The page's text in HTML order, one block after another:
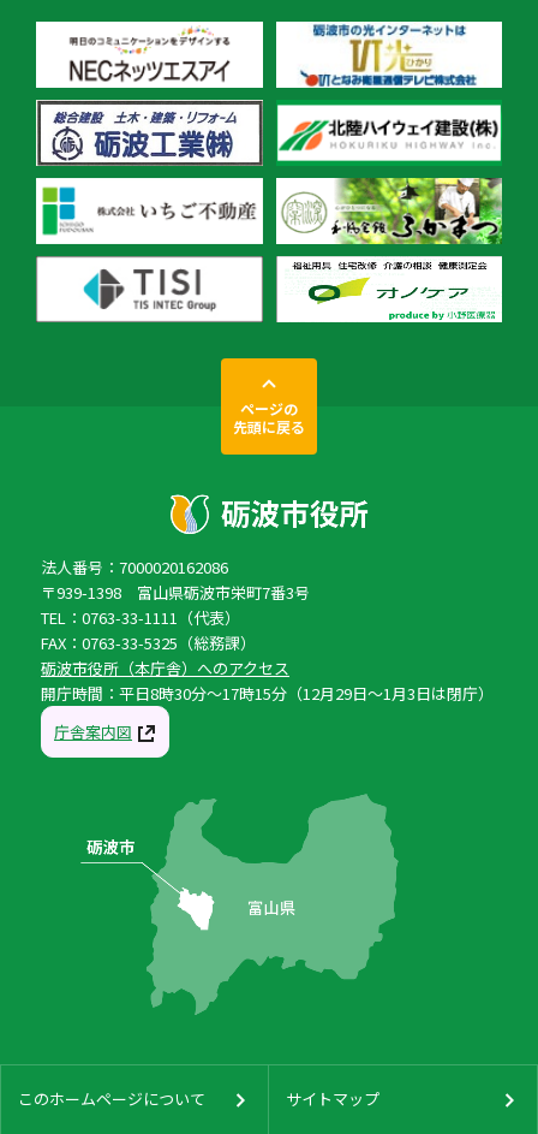
ページの
先頭に戻る
法人番号：7000020162086
〒939-1398 富山県砺波市栄町7番3号
TEL：0763-33-1111（代表）
FAX：0763-33-5325（総務課）
砺波市役所（本庁舎）へのアクセス
開庁時間：平日8時30分〜17時15分（12月29日〜1月3日は閉庁）
庁舎案内図
このホームページについて サイトマップ